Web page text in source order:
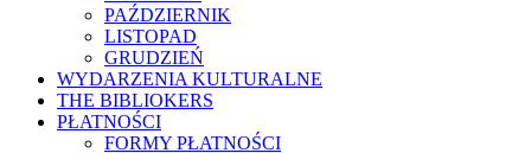
PAŹDZIERNIK
LISTOPAD
GRUDZIEŃ
WYDARZENIA KULTURALNE
THE BIBLIOKERS
PŁATNOŚCI
FORMY PŁATNOŚCI